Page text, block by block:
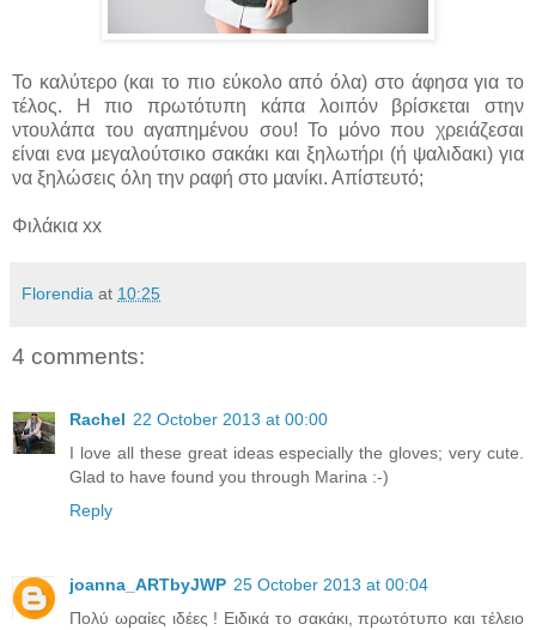
Το καλύτερο (και το πιο εύκολο από όλα) στο άφησα για το
τέλος. Η πιο πρωτότυπη κάπα λοιπόν βρίσκεται στην
ντουλάπα του αγαπημένου σου! Το μόνο που χρειάζεσαι
είναι ενα μεγαλούτσικο σακάκι και ξηλωτήρι (ή ψαλιδακι) για
να ξηλώσεις όλη την ραφή στο μανίκι. Απίστευτό;
Φιλάκια xx
Florendia at 10:25
4 comments:
Rachel 22 October 2013 at 00:00
I love all these great ideas especially the gloves; very cute.
Glad to have found you through Marina :-)
Reply
joanna_ARTbyJWP 25 October 2013 at 00:04
Πολύ ωραίες ιδέες ! Ειδικά το σακάκι, πρωτότυπο και τέλειο